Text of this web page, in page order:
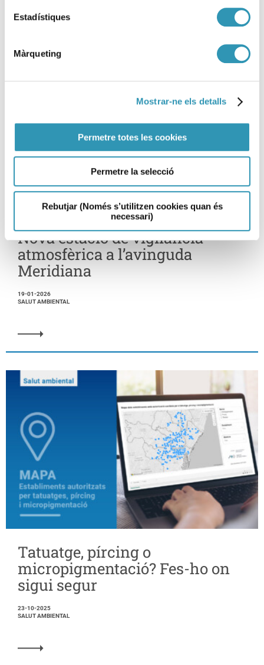
Estadístiques
Màrqueting
Mostrar-ne els detalls
Permetre totes les cookies
Permetre la selecció
Rebutjar (Només s’utilitzen cookies quan és
necessari)
Nova estació de vigilància
atmosfèrica a l’avinguda
Meridiana
19-01-2026
SALUT AMBIENTAL
Tatuatge, pírcing o
micropigmentació? Fes-ho on
sigui segur
23-10-2025
SALUT AMBIENTAL